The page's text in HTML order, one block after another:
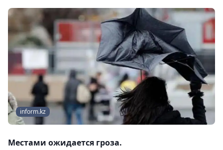
inform.kz
Местами ожидается гроза.